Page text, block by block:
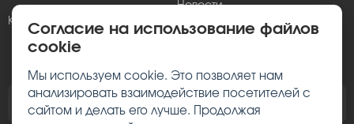
Корпоративным клиентам
Новости
opt@berossi.ru
Пролистать брошюру Berossi
Согласие на использование файлов
cookie
Мы используем cookie. Это позволяет нам
анализировать взаимодействие посетителей с
сайтом и делать его лучше. Продолжая